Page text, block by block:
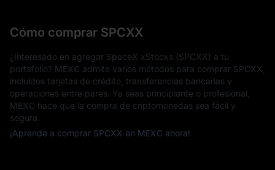
Cómo comprar SPCXX
¿Interesado en agregar SpaceX xStocks (SPCXX) a tu
portafolio? MEXC admite varios métodos para comprar SPCXX,
incluidos tarjetas de crédito, transferencias bancarias y
operaciones entre pares. Ya seas principiante o profesional,
MEXC hace que la compra de criptomonedas sea fácil y
segura.
¡Aprende a comprar SPCXX en MEXC ahora!